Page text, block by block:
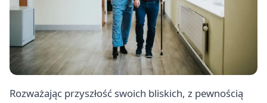
Rozważając przyszłość swoich bliskich, z pewnością